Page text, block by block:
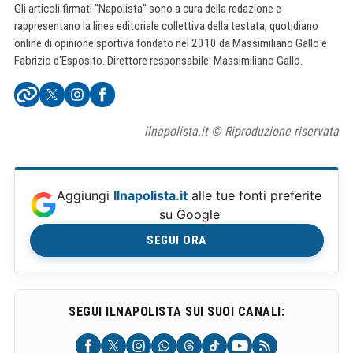
Gli articoli firmati "Napolista" sono a cura della redazione e
rappresentano la linea editoriale collettiva della testata, quotidiano
online di opinione sportiva fondato nel 2010 da Massimiliano Gallo e
Fabrizio d'Esposito. Direttore responsabile: Massimiliano Gallo.
ilnapolista.it © Riproduzione riservata
Aggiungi Ilnapolista.it alle tue fonti preferite
su Google
SEGUI ORA
SEGUI ILNAPOLISTA SUI SUOI CANALI: